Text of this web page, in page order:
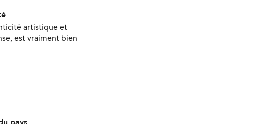
artistique et
est vraiment bien